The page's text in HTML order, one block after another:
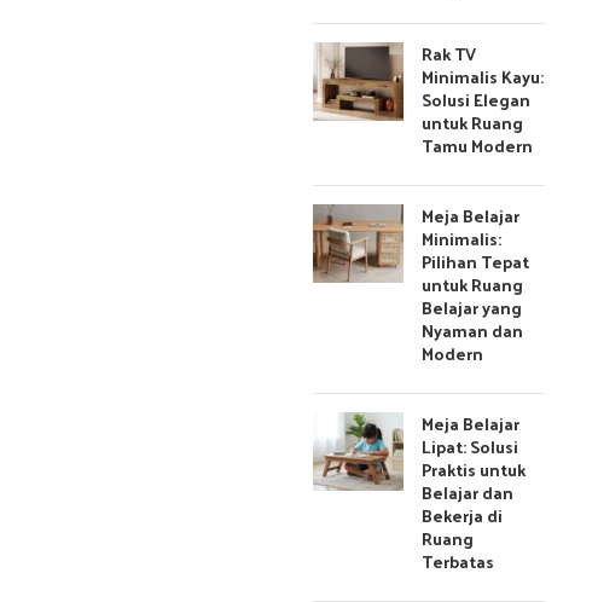
Rak TV
Minimalis Kayu:
Solusi Elegan
untuk Ruang
Tamu Modern
Meja Belajar
Minimalis:
Pilihan Tepat
untuk Ruang
Belajar yang
Nyaman dan
Modern
Meja Belajar
Lipat: Solusi
Praktis untuk
Belajar dan
Bekerja di
Ruang
Terbatas